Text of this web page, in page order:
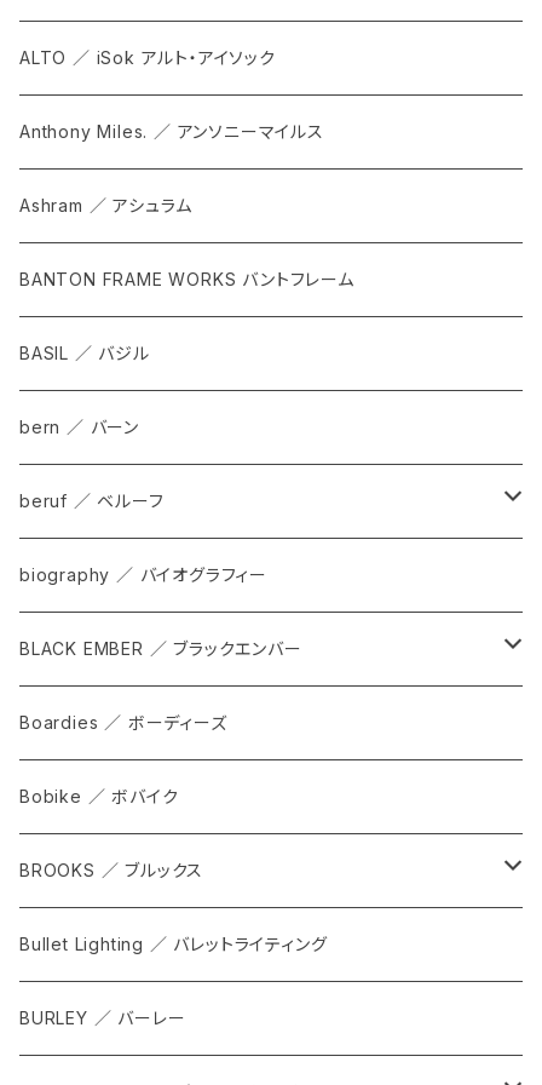
ALTO ／ iSok アルト・アイソック
Anthony Miles. ／ アンソニーマイルス
Ashram ／ アシュラム
BANTON FRAME WORKS バントフレーム
BASIL ／ バジル
bern ／ バーン
beruf ／ ベルーフ
bag
cap
grove
biography ／ バイオグラフィー
BLACK EMBER ／ ブラックエンバー
ALL
FORGE
WPT TOTE
CITADEL
WPRT
Boardies ／ ボーディーズ
Bobike ／ ボバイク
BROOKS ／ ブルックス
ALL
サドル
Bullet Lighting ／ バレットライティング
BURLEY ／ バーレー